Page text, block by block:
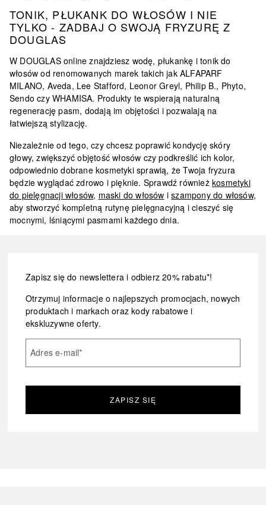
TONIK, PŁUKANK DO WŁOSÓW I NIE
TYLKO - ZADBAJ O SWOJĄ FRYZURĘ Z
DOUGLAS
W DOUGLAS online znajdziesz wodę, płukankę i tonik do
włosów od renomowanych marek takich jak ALFAPARF
MILANO, Aveda, Lee Stafford, Leonor Greyl, Philip B., Phyto,
Sendo czy WHAMISA. Produkty te wspierają naturalną
regenerację pasm, dodają im objętości i pozwalają na
łatwiejszą stylizację.
Niezależnie od tego, czy chcesz poprawić kondycję skóry
głowy, zwiększyć objętość włosów czy podkreślić ich kolor,
odpowiednio dobrane kosmetyki sprawią, że Twoja fryzura
będzie wyglądać zdrowo i pięknie. Sprawdź równieżkosmetyki
do pielęgnacji włosów, maski do włosów iszampony do włosów,
aby stworzyć kompletną rutynę pielęgnacyjną i cieszyć się
mocnymi, lśniącymi pasmami każdego dnia.
Zapisz się do newslettera i odbierz 20% rabatu*!
Otrzymuj informacje o najlepszych promocjach, nowych
produktach i markach oraz kody rabatowe i
ekskluzywne oferty.
Adres e-mail*
ZAPISZ SIĘ